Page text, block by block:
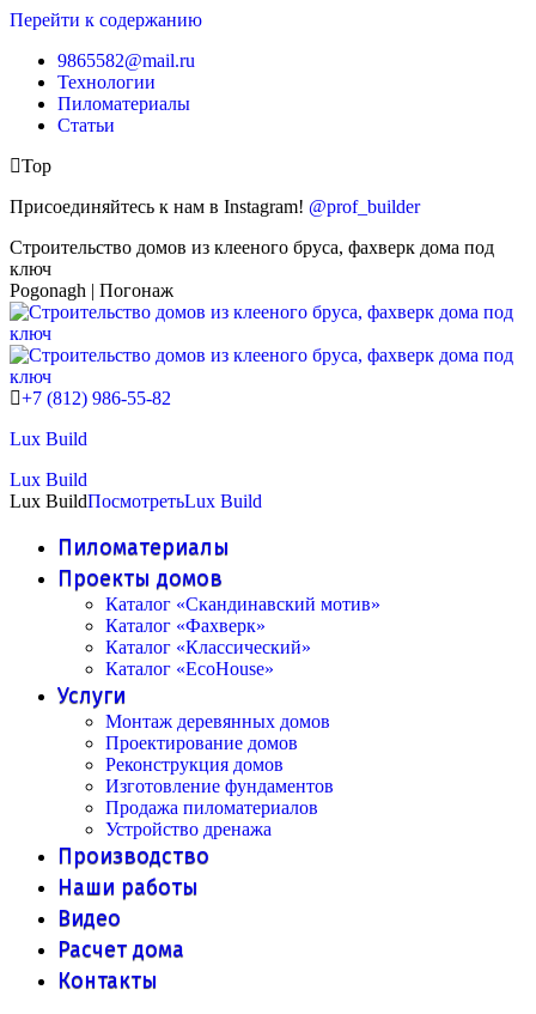
Перейти к содержанию
9865582@mail.ru
Технологии
Пиломатериалы
Статьи
Top
Присоединяйтесь к нам в Instagram! @prof_builder
Строительство домов из клееного бруса, фахверк дома под
ключ
Pogonagh | Погонаж
+7 (812) 986-55-82
Lux Build
Lux Build
Lux BuildПосмотретьLux Build
Пиломатериалы
Проекты домов
Каталог «Скандинавский мотив»
Каталог «Фахверк»
Каталог «Классический»
Каталог «EcoHouse»
Услуги
Монтаж деревянных домов
Проектирование домов
Реконструкция домов
Изготовление фундаментов
Продажа пиломатериалов
Устройство дренажа
Производство
Наши работы
Видео
Расчет дома
Контакты